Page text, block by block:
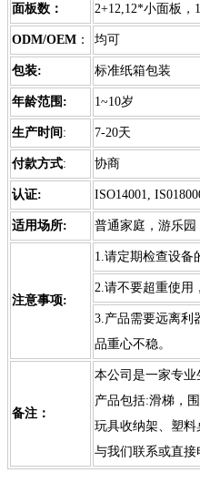
面板数： 2+12,12*小面板
ODM/OEM ： 均可
包装: 标准纸箱包装
年龄范围: 1~10岁
生产时间 : 7-20天
付款方式: 协商
认证: ISO14001,
适用场所: 普通家庭，游乐
注意事项:
1.请定期检查设备
2.请不要超重使用
3.产品需要远离利
品重心不稳。
备注：
本公司是一家专业
产品包括:滑梯，
玩具收纳架、塑
与我们联系或直接